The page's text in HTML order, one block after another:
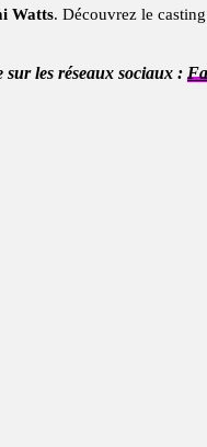
Watts. Découvrez le
sur les réseaux sociaux :